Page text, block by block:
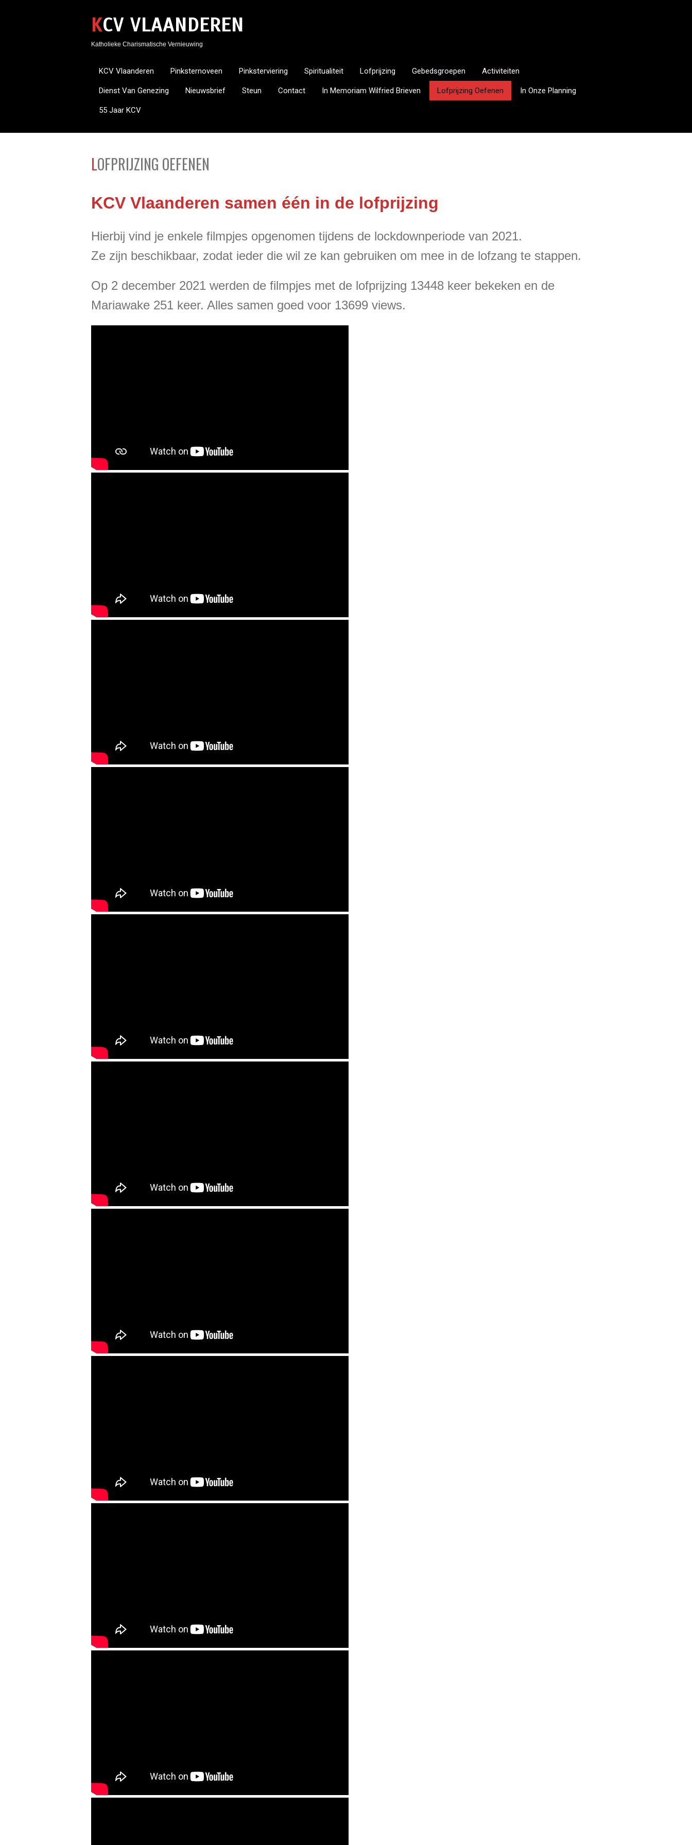
KCV VLAANDEREN
Katholieke Charismatische Vernieuwing
KCV Vlaanderen Pinksternoveen Pinksterviering Spiritualiteit Lofprijzing Gebedsgroepen Activiteiten
Dienst Van Genezing Nieuwsbrief Steun Contact In Memoriam Wilfried Brieven Lofprijzing Oefenen In Onze Planning
55 Jaar KCV
LOFPRIJZING OEFENEN
KCV Vlaanderen samen één in de lofprijzing
Hierbij vind je enkele filmpjes opgenomen tijdens de lockdownperiode van 2021.
Ze zijn beschikbaar, zodat ieder die wil ze kan gebruiken om mee in de lofzang te stappen.
Op 2 december 2021 werden de filmpjes met de lofprijzing 13448 keer bekeken en de
Mariawake 251 keer. Alles samen goed voor 13699 views.